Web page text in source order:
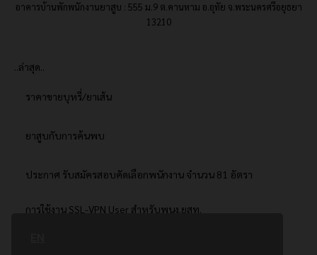
อาคารบ้านพักพนักงานยาสูบ : 555 ม.9 ต.คานหาม อ.อุทัย จ.พระนครศรีอยุธยา
13210
..ล่าสุด..
ราคาขายบุหรี่/ยาเส้น
ยาสูบกับการค้นพบ
ประกาศ รับสมัครสอบคัดเลือกพนักงาน จำนวน 81 อัตรา
การใช้งาน SSL-VPN User สำหรับพนง.ยสท.